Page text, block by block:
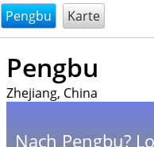
@endsectiom
Pengbu Karte
Pengbu
Zhejiang, China
Nach Pengbu?